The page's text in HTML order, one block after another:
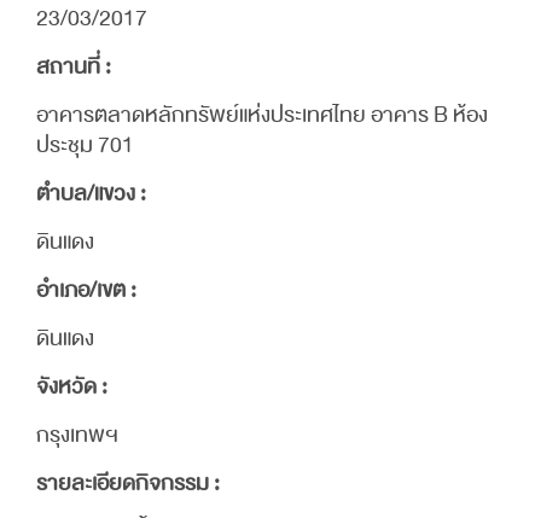
23/03/2017
สถานที่ :
อาคารตลาดหลักทรัพย์แห่งประเทศไทย อาคาร B ห้อง
ประชุม 701
ตำบล/แขวง :
ดินแดง
อำเภอ/เขต :
ดินแดง
จังหวัด :
กรุงเทพฯ
รายละเอียดกิจกรรม :